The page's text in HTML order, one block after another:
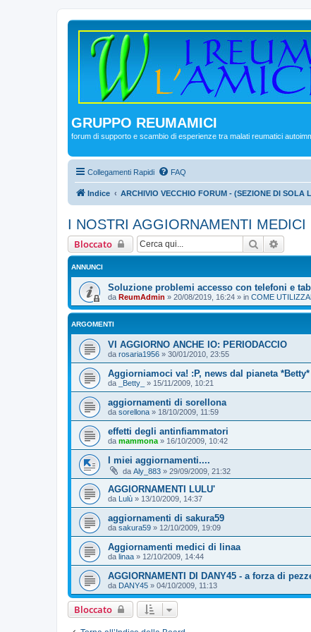
GRUPPO REUMAMICI
forum di supporto e scambio di esperienze tra malati reumatici
Collegamenti Rapidi FAQ
Indice ARCHIVIO VECCHIO FORUM - (SEZIONE DI SOLA
I NOSTRI AGGIORNAMENTI MEDICI
Bloccato Cerca
ANNUNCI
Soluzione problemi accesso con telefoni e
da ReumAdmin » 20/08/2019, 16:24 » in COME
ARGOMENTI
VI AGGIORNO ANCHE IO: PERIODACCIO
da rosaria1956 » 30/01/2010, 23:55
Aggiorniamoci va! :P, news dal pianeta *Betty*
da _Betty_ » 15/11/2009, 10:21
aggiornamenti di sorellona
da sorellona » 18/10/2009, 11:59
effetti degli antinfiammatori
da mammona » 16/10/2009, 10:42
I miei aggiornamenti....
da Aly_883 » 29/09/2009, 21:32
AGGIORNAMENTI LULU'
da Lulù » 13/10/2009, 14:37
aggiornamenti di sakura59
da sakura59 » 12/10/2009, 19:09
Aggiornamenti medici di linaa
da linaa » 12/10/2009, 14:44
AGGIORNAMENTI DI DANY45 - a forza di
da DANY45 » 04/10/2009, 11:13
Bloccato